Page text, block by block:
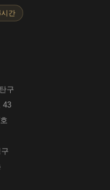
시간
구
43